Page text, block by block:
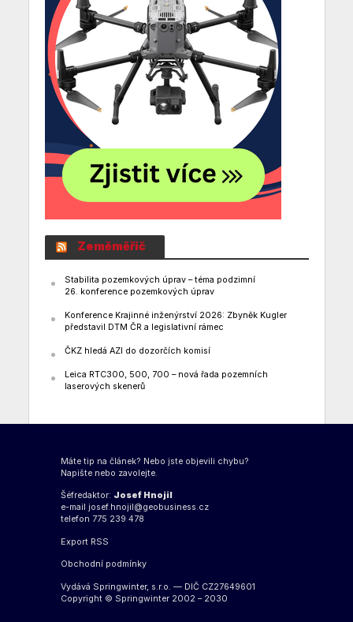
Zeměměřič
Stabilita pozemkových úprav – téma podzimní
26. konference pozemkových úprav
Konference Krajinné inženýrství 2026: Zbyněk Kugler
představil DTM ČR a legislativní rámec
ČKZ hledá AZI do dozorčích komisí
Leica RTC300, 500, 700 – nová řada pozemních
laserových skenerů
Máte tip na článek? Nebo jste objevili chybu?
Napište nebo zavolejte.
Šéfredaktor: Josef Hnojil
e-mail josef.hnojil@geobusiness.cz
telefon 775 239 478
Export RSS
Obchodní podmínky
Vydává Springwinter, s.r.o. — DIČ CZ27649601
Copyright © Springwinter 2002 – 2030